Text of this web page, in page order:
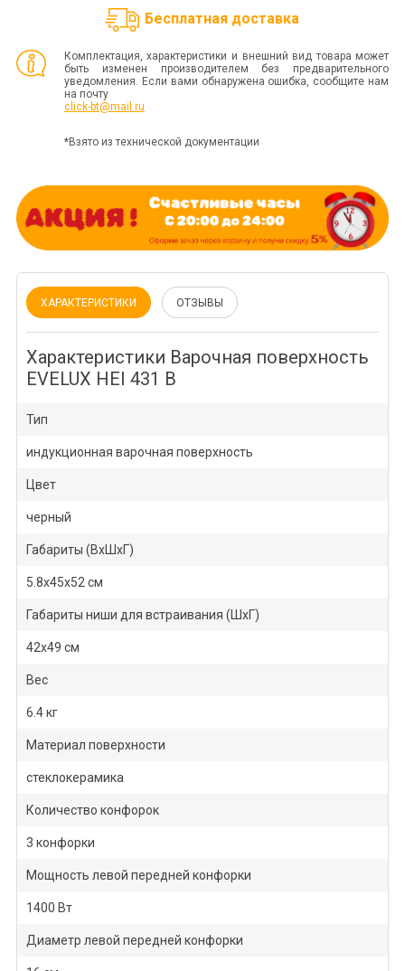
Бесплатная доставка
Комплектация, характеристики и внешний вид товара может
быть изменен производителем без предварительного
уведомления. Если вами обнаружена ошибка, сообщите нам
на почту
click-bt@mail.ru
*Взято из технической документации
ХАРАКТЕРИСТИКИ ОТЗЫВЫ
Характеристики Варочная поверхность
EVELUX HEI 431 B
Тип
индукционная варочная поверхность
Цвет
черный
Габариты (ВхШхГ)
5.8х45х52 см
Габариты ниши для встраивания (ШхГ)
42х49 см
Вес
6.4 кг
Материал поверхности
стеклокерамика
Количество конфорок
3 конфорки
Мощность левой передней конфорки
1400 Вт
Диаметр левой передней конфорки